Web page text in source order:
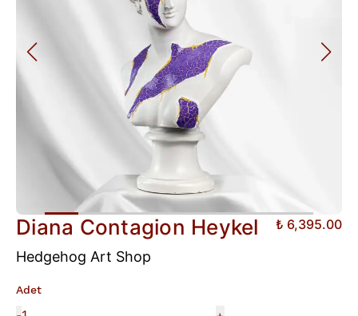
Diana Contagion Heykel ₺ 6,395.00
Hedgehog Art Shop
Adet